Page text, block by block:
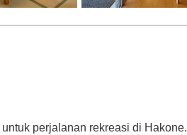
perjalanan rekreasi di Hakone.